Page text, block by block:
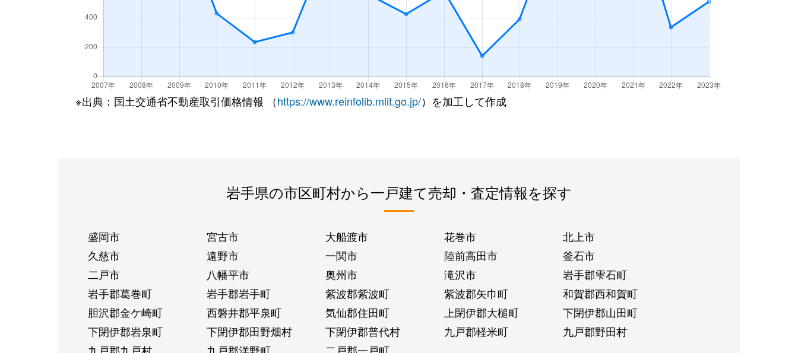
※出典：国土交通省不動産取引価格情報 （https://www.reinfolib.mlit.go.jp/）を加工して作成
岩手県の市区町村から一戸建て売却・査定情報を探す
盛岡市 宮古市 大船渡市 花巻市
北上市
久慈市
遠野市 一関市 陸前高田市
釜石市
二戸市
八幡平市 奥州市 滝沢市
岩手郡雫石町
岩手郡葛巻町
岩手郡岩手町 紫波郡紫波町 紫波郡矢巾町
和賀郡西和賀町
胆沢郡金ケ崎町
西磐井郡平泉町 気仙郡住田町 上閉伊郡大槌町
下閉伊郡山田町
下閉伊郡岩泉町
下閉伊郡田野畑村 下閉伊郡普代村 九戸郡軽米町
九戸郡野田村